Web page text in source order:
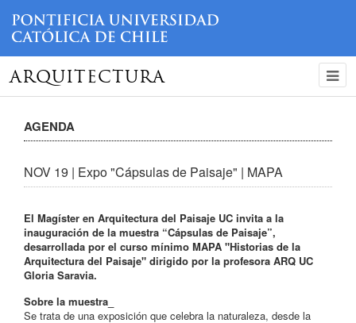
ARQUITECTURA
AGENDA
NOV 19 | Expo "Cápsulas de Paisaje" | MAPA
El Magíster en Arquitectura del Paisaje UC invita a la
inauguración de la muestra “Cápsulas de Paisaje”,
desarrollada por el curso mínimo MAPA "Historias de la
Arquitectura del Paisaje" dirigido por la profesora ARQ UC
Gloria Saravia.
Sobre la muestra_
Se trata de una exposición que celebra la naturaleza, desde la